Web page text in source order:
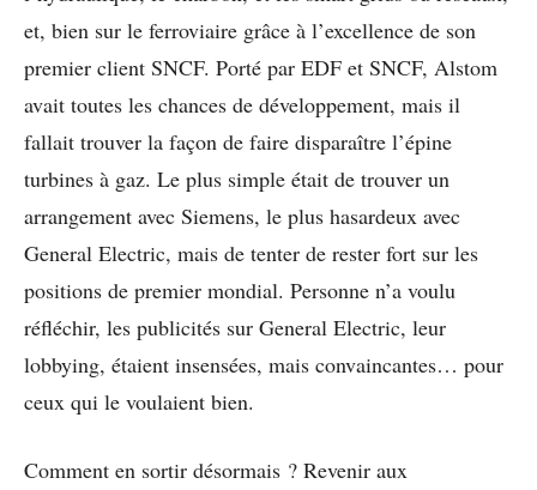
et, bien sur le ferroviaire grâce à l’excellence de son
premier client SNCF. Porté par EDF et SNCF, Alstom
avait toutes les chances de développement, mais il
fallait trouver la façon de faire disparaître l’épine
turbines à gaz. Le plus simple était de trouver un
arrangement avec Siemens, le plus hasardeux avec
General Electric, mais de tenter de rester fort sur les
positions de premier mondial. Personne n’a voulu
réfléchir, les publicités sur General Electric, leur
lobbying, étaient insensées, mais convaincantes… pour
ceux qui le voulaient bien.
Comment en sortir désormais ? Revenir aux